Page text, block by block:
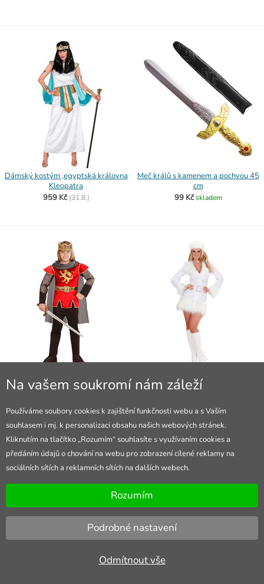
Dámský kostým ,egyptská královna
Kleopatra
959 Kč (31.8.)
Meč králů s kamenem a pochvou 45
cm
99 Kč skladem
739 Kč
31.8.)
Dámský kostým paní zima (ledová
královna)
-25%
Na vašem soukromí nám záleží
Používáme soubory cookies k zajištění funkčnosti webu a s Vaším
souhlasem i mj. k personalizaci obsahu našich webových stránek.
Kliknutím na tlačítko „Rozumím“ souhlasíte s využívaním cookies a
předáním údajů o chování na webu pro zobrazení cílené reklamy na
sociálních sítích a reklamních sítích na dalších webech.
Rozumím
Podrobné nastavení
Odmítnout vše